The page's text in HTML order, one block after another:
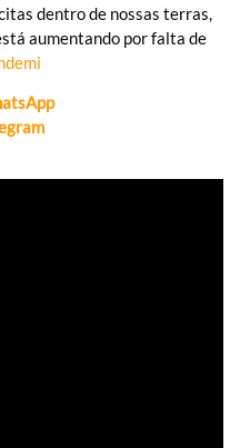
dentro de nossas terras,
aumentando por falta de
am